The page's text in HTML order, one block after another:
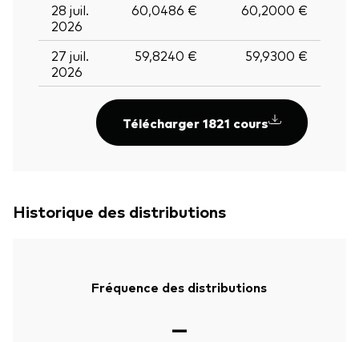
28 juil.
2026
60,0486 € 60,2000 €
27 juil.
2026
59,8240 € 59,9300 €
Télécharger 1821 cours
Historique des distributions
Fréquence des distributions
—